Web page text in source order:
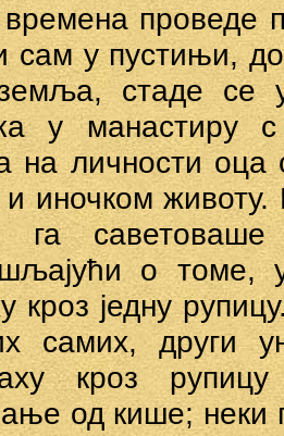
проведе
сам у пустињи,
стаде се у
у манастиру
на личности оца
иночком
га
о томе,
кроз једну
самих, други
кроз
од кише; неки